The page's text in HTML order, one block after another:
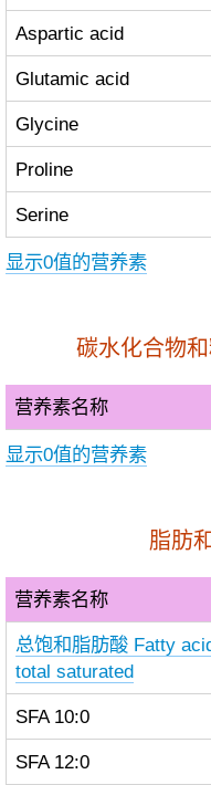
Aspartic acid
Glutamic acid
Glycine
Proline
Serine
显示0值的营养素
碳水化合物
营养素名称
显示0值的营养素
脂肪
营养素名称
总饱和脂肪酸 Fatty
total saturated
SFA 10:0
SFA 12:0